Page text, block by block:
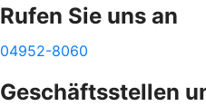
Rufen Sie uns an
04952-8060
Geschäftsstellen